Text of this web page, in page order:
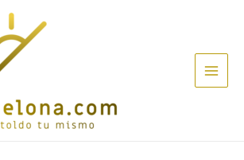
Main